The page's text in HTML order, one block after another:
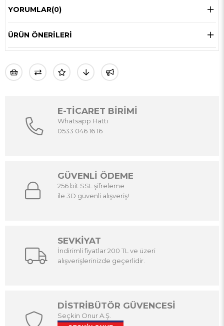
YORUMLAR(0)
ÜRÜN ÖNERILERI
E-TİCARET BİRİMİ
Whatsapp Hattı
0533 046 16 16
GÜVENLİ ÖDEME
256 bit SSL şifreleme
ile 3D güvenli alışveriş!
SEVKİYAT
İndirimli fiyatlar 200 TL ve üzeri
alışverişlerinizde geçerlidir.
DİSTRİBÜTÖR GÜVENCESİ
Seçkin Onur A.Ş.